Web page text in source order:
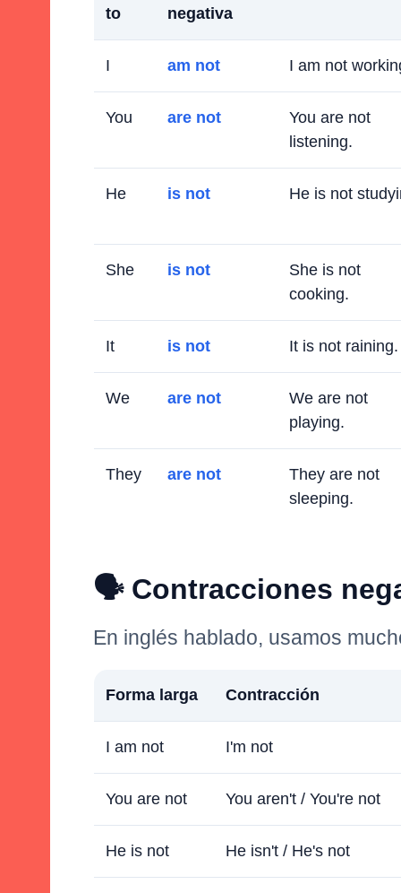
to
negativa
I am not I am not
You are not
You are not
listening.
He is not He is not
She is not
She is not
cooking.
It is not It is not raining.
We are not
We are not
playing.
They are not
They are not
sleeping.
🗣️ Contracciones
En inglés hablado, usamos
Forma larga Contracción
I am not I'm not
You are not You aren't / You're not
He is not He isn't / He's not